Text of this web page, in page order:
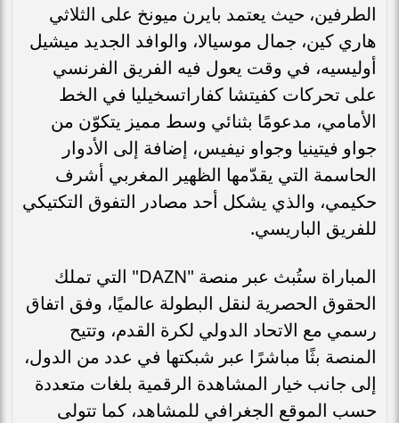
الطرفين، حيث يعتمد بايرن ميونخ على الثلاثي
هاري كين، جمال موسيالا، والوافد الجديد ميشيل
أوليسيه، في وقت يعول فيه الفريق الفرنسي
على تحركات كفيتشا كفاراتسخيليا في الخط
الأمامي، مدعومًا بثنائي وسط مميز يتكوّن من
جواو فيتينيا وجواو نيفيس، إضافة إلى الأدوار
الحاسمة التي يقدّمها الظهير المغربي أشرف
حكيمي، والذي يشكل أحد مصادر التفوق التكتيكي
للفريق الباريسي.
المباراة ستُبث عبر منصة "DAZN" التي تملك
الحقوق الحصرية لنقل البطولة عالميًا، وفق اتفاق
رسمي مع الاتحاد الدولي لكرة القدم، وتتيح
المنصة بثًا مباشرًا عبر شبكتها في عدد من الدول،
إلى جانب خيار المشاهدة الرقمية بلغات متعددة
حسب الموقع الجغرافي للمشاهد، كما تتولى